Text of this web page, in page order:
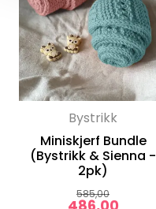
Bystrikk
Miniskjerf Bundle
(Bystrikk & Sienna -
2pk)
585,00